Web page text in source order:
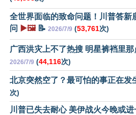
全世界面临的致命问题！川普答新
问 ▶️🖼️📝 2026/7/9 (53,761次)
广西洪灾上不了热搜 明星裤裆里
2026/7/9 (44,116次)
北京突然空了？最可怕的事正在发
次)
川普已失去耐心 美伊战火今晚或